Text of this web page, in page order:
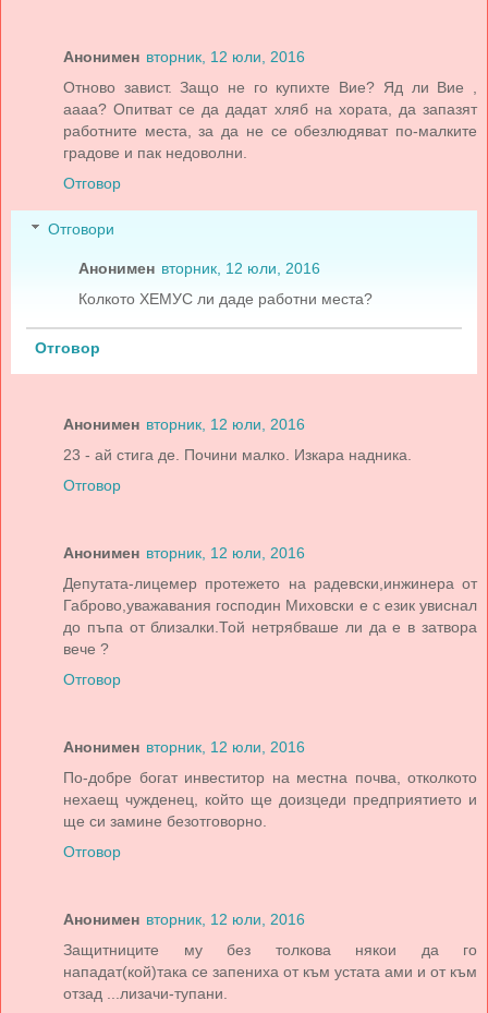
Анонимен вторник, 12 юли, 2016
Отново завист. Защо не го купихте Вие? Яд ли Вие ,
аааа? Опитват се да дадат хляб на хората, да запазят
работните места, за да не се обезлюдяват по-малките
градове и пак недоволни.
Отговор
Отговори
Анонимен вторник, 12 юли, 2016
Колкото ХЕМУС ли даде работни места?
Отговор
Анонимен вторник, 12 юли, 2016
23 - ай стига де. Почини малко. Изкара надника.
Отговор
Анонимен вторник, 12 юли, 2016
Депутата-лицемер протежето на радевски,инжинера от
Габрово,уважавания господин Миховски е с език увиснал
до пъпа от близалки.Той нетрябваше ли да е в затвора
вече ?
Отговор
Анонимен вторник, 12 юли, 2016
По-добре богат инвеститор на местна почва, отколкото
нехаещ чужденец, който ще доизцеди предприятието и
ще си замине безотговорно.
Отговор
Анонимен вторник, 12 юли, 2016
Защитниците му без толкова някои да го
нападат(кой)така се запениха от към устата ами и от към
отзад ...лизачи-тупани.